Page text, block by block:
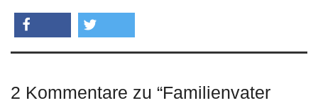
teilen twittern
2 Kommentare zu “Familienvater